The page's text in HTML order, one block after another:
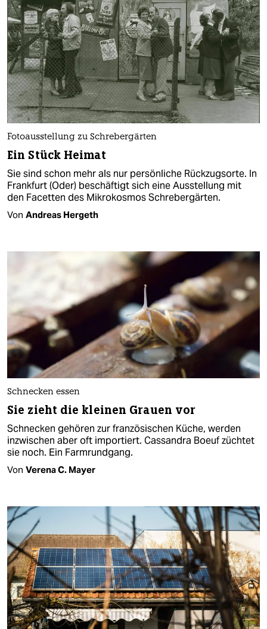
Fotoausstellung zu Schrebergärten
Ein Stück Heimat
Sie sind schon mehr als nur persönliche Rückzugsorte. In
Frankfurt (Oder) beschäftigt sich eine Ausstellung mit
den Facetten des Mikrokosmos Schrebergärten.
Von Andreas Hergeth
Schnecken essen
Sie zieht die kleinen Grauen vor
Schnecken gehören zur französischen Küche, werden
inzwischen aber oft importiert. Cassandra Boeuf züchtet
sie noch. Ein Farmrundgang.
Von Verena C. Mayer